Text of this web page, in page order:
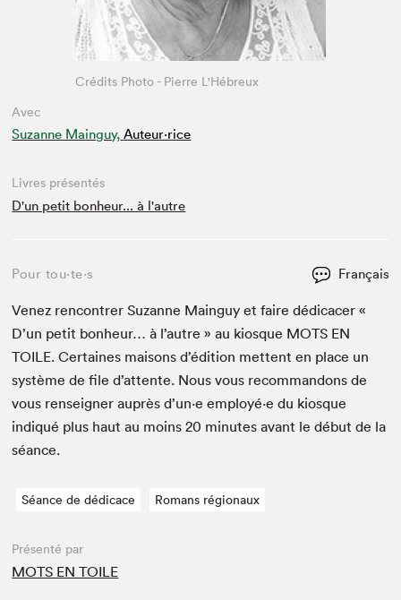
Avec
Suzanne Mainguy, Auteur·rice
Crédits Photo - Pierre L'Hébreux
Livres présentés
D'un petit bonheur... à l'autre
Pour tou⋅te⋅s Français
Venez ren­con­tr­er Suzanne Main­guy et faire dédi­cac­er «
D’un petit bon­heur… à l’autre » au kiosque MOTS EN
TOILE. Cer­taines maisons d’édi­tion met­tent en place un
sys­tème de file d’at­tente. Nous vous recom­man­dons de
vous ren­seign­er auprès d’un·e employé·e du kiosque
indiqué plus haut au moins20 min­utes avant le début de la
séance.
Séance de dédicace Romans régionaux
Présenté par
MOTS EN TOILE